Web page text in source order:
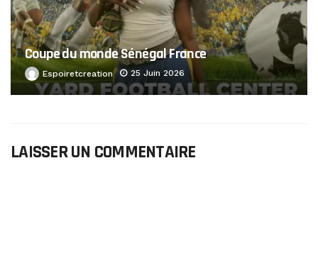
Coupe du monde Sénégal France
Espoiretcreation 25 Juin 2026
LAISSER UN COMMENTAIRE